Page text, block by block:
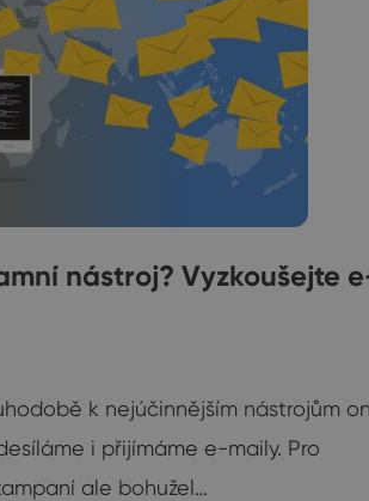
nástroj? Vyzkoušejte
k nejúčinnějším nástrojům
i přijímáme e-maily. Pro
ale bohužel…